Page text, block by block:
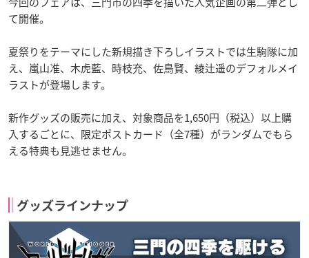
て開催。
夏祭りをテーマにした新規描き下ろしイラストでは生駒隊に加
え、嵐山准、木虎藍、時枝充、佐鳥賢、綾辻遥のデフォルメイ
ラストが登場します。
新作グッズの販売に加え、対象商品を1,650円（税込）以上購
入するごとに、限定ポストカード（全7種）がランダムでもら
える特典も見逃せません。
グッズラインナップ